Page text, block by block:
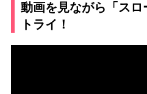
動画を見ながら「ス
トライ！